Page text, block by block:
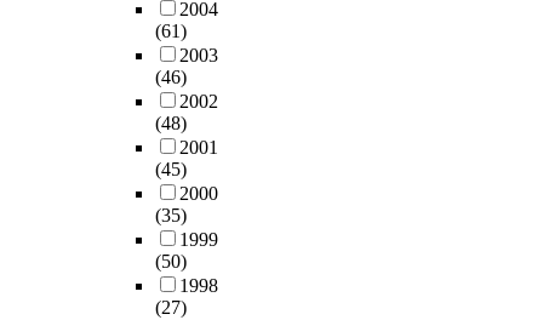
2004
(61)
2003
(46)
2002
(48)
2001
(45)
2000
(35)
1999
(50)
1998
(27)